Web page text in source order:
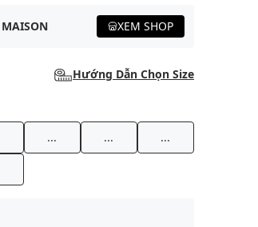
MAISON XEM SHOP
Hướng Dẫn Chọn Size
... ... ...